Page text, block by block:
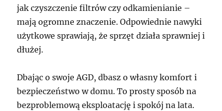
jak czyszczenie filtrów czy odkamienianie –
mają ogromne znaczenie. Odpowiednie nawyki
użytkowe sprawiają, że sprzęt działa sprawniej i
dłużej.
Dbając o swoje AGD, dbasz o własny komfort i
bezpieczeństwo w domu. To prosty sposób na
bezproblemową eksploatację i spokój na lata.